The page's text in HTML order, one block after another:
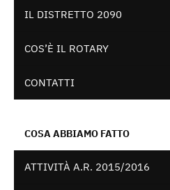
IL DISTRETTO 2090
COS’È IL ROTARY
CONTATTI
COSA ABBIAMO FATTO
ATTIVITÀ A.R. 2015/2016